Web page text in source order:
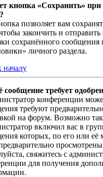
кнопка «Сохранить» при
позволяет вам
закончить и
сохранённого сообщения
личного раздела.
началу
требует
конференции
требуют
на форум. Возможно
включил вас в
которых, по его или
свяжитесь с
для получения